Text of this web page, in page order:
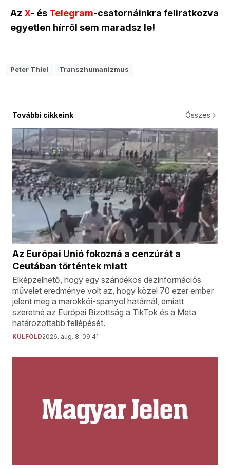
Az X- és Telegram-csatornáinkra feliratkozva
egyetlen hírről sem maradsz le!
Peter Thiel Transzhumanizmus
További cikkeink Összes
Az Európai Unió fokozná a cenzúrát a
Ceutában történtek miatt
Elképzelhető, hogy egy szándékos dezinformációs
művelet eredménye volt az, hogy közel 70 ezer ember
jelent meg a marokkói-spanyol határnál, emiatt
szeretné az Európai Bizottság a TikTok és a Meta
határozottabb fellépését.
KÜLFÖLD2026. aug. 8. 09:41